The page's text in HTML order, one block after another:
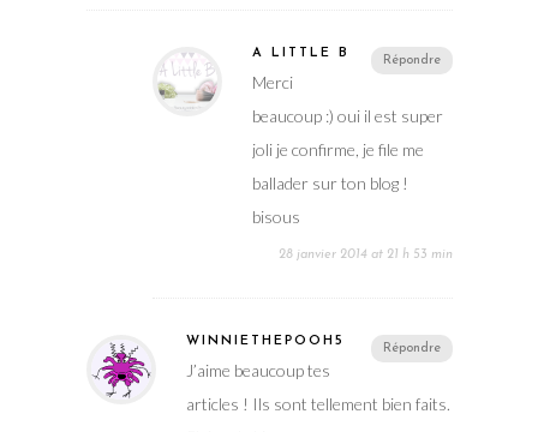
Répondre
A LITTLE B
Merci
beaucoup :) oui il est super
joli je confirme, je file me
ballader sur ton blog !
bisous
28 janvier 2014 at 21 h 53 min
Répondre
WINNIETHEPOOH5
J’aime beaucoup tes
articles ! Ils sont tellement bien faits.